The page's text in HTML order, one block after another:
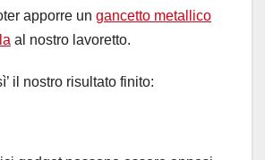
apporre un gancetto metallico
al nostro lavoretto.
il nostro risultato finito: